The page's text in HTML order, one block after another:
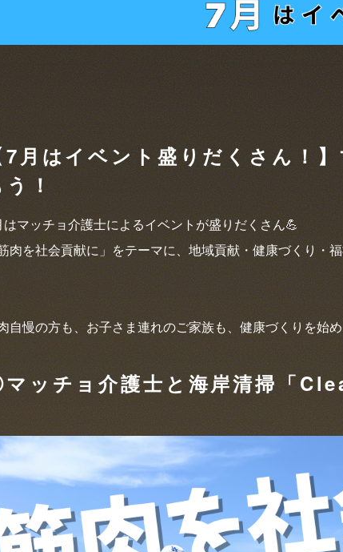
7月はイベント盛りだくさん！
う！
はマッチョ介護士によるイベントが盛りだくさん💪
肉を社会貢献に」をテーマに、地域貢献・健康づくり・
自慢の方も、お子さま連れのご家族も、健康づくりを始
ッチョ介護士と海岸清掃「